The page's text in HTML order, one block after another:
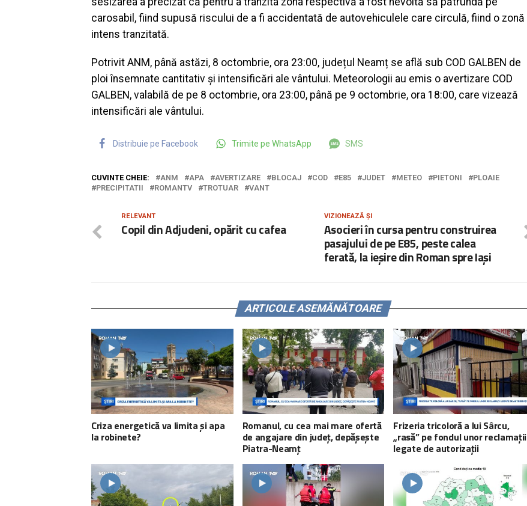
carosabil, fiind supusă riscului de a fi accidentată de autovehiculele care circulă, fiind o zonă
intens tranzitată.
Potrivit ANM, până astăzi, 8 octombrie, ora 23:00, județul Neamț se află sub COD GALBEN de
ploi însemnate cantitativ și intensificări ale vântului. Meteorologii au emis o avertizare COD
GALBEN, valabilă de pe 8 octombrie, ora 23:00, până pe 9 octombrie, ora 18:00, care vizează
intensificări ale vântului.
Distribuie pe Facebook Trimite pe WhatsApp SMS
CUVINTE CHEIE: ANM APA AVERTIZARE BLOCAJ COD E85 JUDET METEO PIETONI
PLOAIE
PRECIPITATII
ROMANTV TROTUAR VANT
VIZIONEAZĂ ȘI
Asocieri în cursa pentru construirea
pasajului de pe E85, peste calea
ferată, la ieșire din Roman spre Iași
RELEVANT
Copil din Adjudeni, opărit cu cafea
ARTICOLE ASEMĂNĂTOARE
Criza energetică va limita și apa
la robinete?
Romanul, cu cea mai mare ofertă
de angajare din județ, depășește
Piatra-Neamț
Frizeria tricoloră a lui Sârcu,
„rasă” pe fondul unor reclamații
legate de autorizații